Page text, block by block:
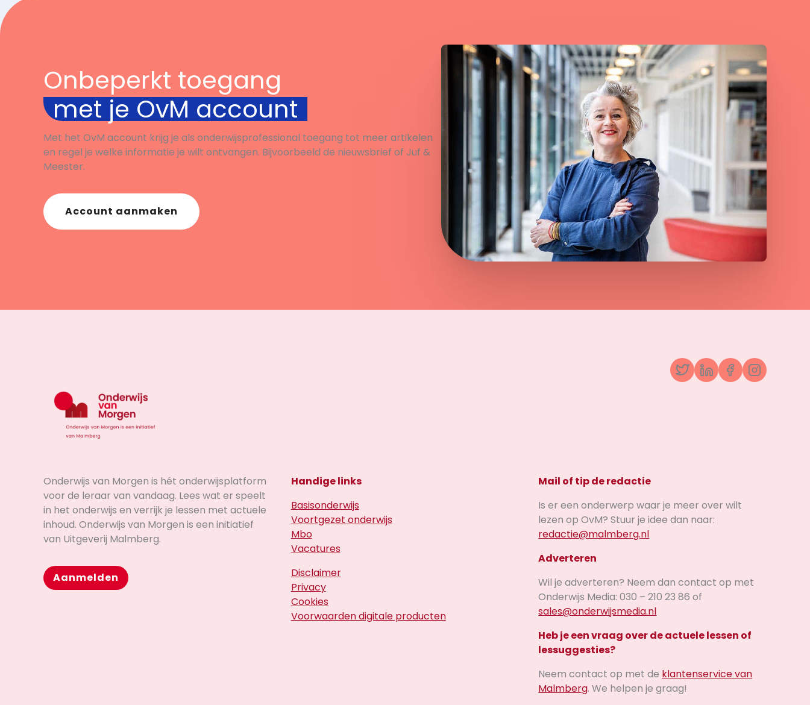
Onbeperkt toegang
met je OvM account
Met het OvM account krijg je als onderwijsprofessional toegang tot meer artikelen
en regel je welke informatie je wilt ontvangen. Bijvoorbeeld de nieuwsbrief of Juf &
Meester.
Account aanmaken
TwitterLinkedInFacebook
Onderwijs van Morgen is hét onderwijsplatform
voor de leraar van vandaag. Lees wat er speelt
in het onderwijs en verrijk je lessen met actuele
inhoud. Onderwijs van Morgen is een initiatief
van Uitgeverij Malmberg.
Aanmelden
Handige links
Basisonderwijs
Voortgezet onderwijs
Mbo
Vacatures
Disclaimer
Privacy
Cookies
Voorwaarden digitale producten
Mail of tip de redactie
Is er een onderwerp waar je meer over wilt
lezen op OvM? Stuur je idee dan naar:
redactie@malmberg.nl
Adverteren
Wil je adverteren? Neem dan contact op met
Onderwijs Media: 030 – 210 23 86 of
sales@onderwijsmedia.nl
Heb je een vraag over de actuele lessen of
lessuggesties?
Neem contact op met de klantenservice van
Malmberg. We helpen je graag!